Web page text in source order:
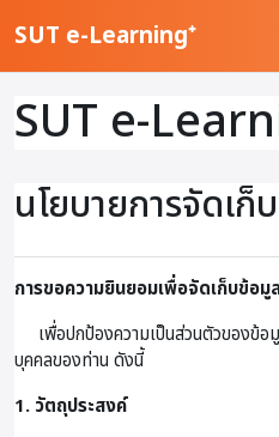
SUT e-Learning⁺
SUT e-
นโยบายการจัดเ
การขอความยินยอมเพื่อจัดเก็บข้อ
เพื่อปกป้องความเป็นส่วนตัวของข้อ
บุคคลของท่าน ดังนี้
1. วัตถุประสงค์